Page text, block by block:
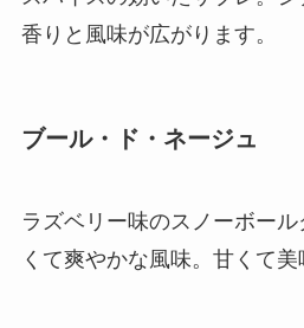
香りと風味が広がります。
ブール・ド・ネージュ
ラズベリー味のスノーボー
くて爽やかな風味。甘くて美